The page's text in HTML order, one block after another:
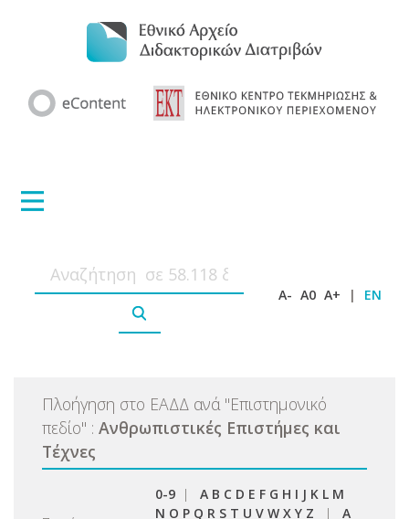
A- A0 A+ | EN
Πλοήγηση στο ΕΑΔΔ ανά "Επιστημονικό
πεδίο" : Ανθρωπιστικές Επιστήμες και
Τέχνες
0-9 | A B C D E F G H I J K L M
N O P Q R S T U V W X Y Z | Α